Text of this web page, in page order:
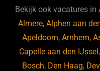
b
o
o
k
ky dI
n
Bekijk ook vacatures in
Almere,Alphen aan
Apeldoorn,Arnhem,
Capelle aan den IJssel,
Bosch, Den Haag,